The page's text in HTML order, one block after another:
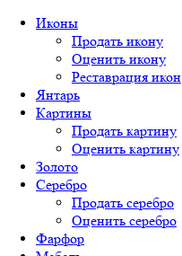
Иконы
Продать икону
Оценить икону
Реставрация икон
Янтарь
Картины
Продать картину
Оценить картину
Золото
Серебро
Продать серебро
Оценить серебро
Фарфор
+7 (925) 719-32-20